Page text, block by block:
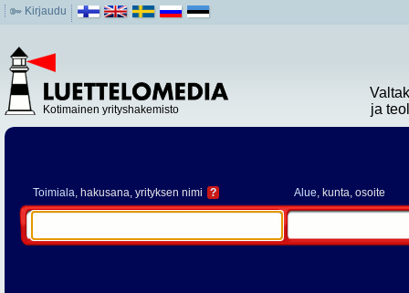
Kirjaudu
Kotimainen yrityshakemisto
ja
Toimiala, hakusana, yrityksen nimi ? Alue, kunta, osoite